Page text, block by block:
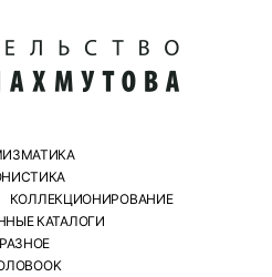
КОЛЛЕКЦИОНИРОВАНИЕ
КАТАЛОГИ
РАЗНОЕ